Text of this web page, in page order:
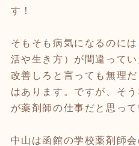
す！
そもそも病気になるのに
活や生き方）が間違って
改善しろと言っても無理
はあります。ですが、そ
が薬剤師の仕事だと思って
中山は函館の学校薬剤師